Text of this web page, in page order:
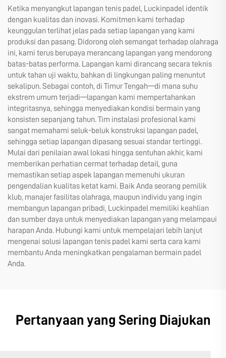
Ketika menyangkut lapangan tenis padel, Luckinpadel identik
dengan kualitas dan inovasi. Komitmen kami terhadap
keunggulan terlihat jelas pada setiap lapangan yang kami
produksi dan pasang. Didorong oleh semangat terhadap olahraga
ini, kami terus berupaya merancang lapangan yang mendorong
batas-batas performa. Lapangan kami dirancang secara teknis
untuk tahan uji waktu, bahkan di lingkungan paling menuntut
sekalipun. Sebagai contoh, di Timur Tengah—di mana suhu
ekstrem umum terjadi—lapangan kami mempertahankan
integritasnya, sehingga menyediakan kondisi bermain yang
konsisten sepanjang tahun. Tim instalasi profesional kami
sangat memahami seluk-beluk konstruksi lapangan padel,
sehingga setiap lapangan dipasang sesuai standar tertinggi.
Mulai dari penilaian awal lokasi hingga sentuhan akhir, kami
memberikan perhatian cermat terhadap detail, guna
memastikan setiap aspek lapangan memenuhi ukuran
pengendalian kualitas ketat kami. Baik Anda seorang pemilik
klub, manajer fasilitas olahraga, maupun individu yang ingin
membangun lapangan pribadi, Luckinpadel memiliki keahlian
dan sumber daya untuk menyediakan lapangan yang melampaui
harapan Anda. Hubungi kami untuk mempelajari lebih lanjut
mengenai solusi lapangan tenis padel kami serta cara kami
membantu Anda meningkatkan pengalaman bermain padel
Anda.
Pertanyaan yang Sering Diajukan